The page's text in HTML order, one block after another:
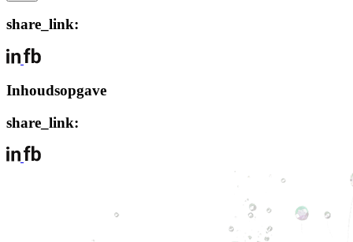
share_link:
Inhoudsopgave
share_link: